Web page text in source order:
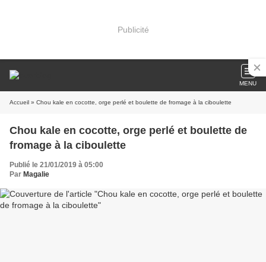
Publicité
MENU
Accueil » Chou kale en cocotte, orge perlé et boulette de fromage à la ciboulette
Chou kale en cocotte, orge perlé et boulette de
fromage à la ciboulette
Publié le 21/01/2019 à 05:00
Par Magalie